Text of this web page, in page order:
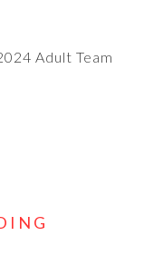
Adult Team